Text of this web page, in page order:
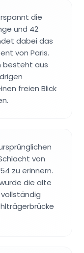
die
und 42
dabei das
von Paris.
besteht aus
freien Blick
von
zu erinnern.
die alte